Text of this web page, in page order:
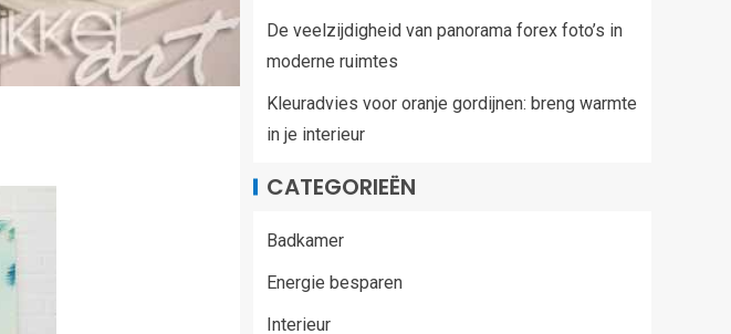
De veelzijdigheid van panorama forex foto’s in
moderne ruimtes
Kleuradvies voor oranje gordijnen: breng warmte
in je interieur
CATEGORIEËN
Badkamer
Energie besparen
Interieur